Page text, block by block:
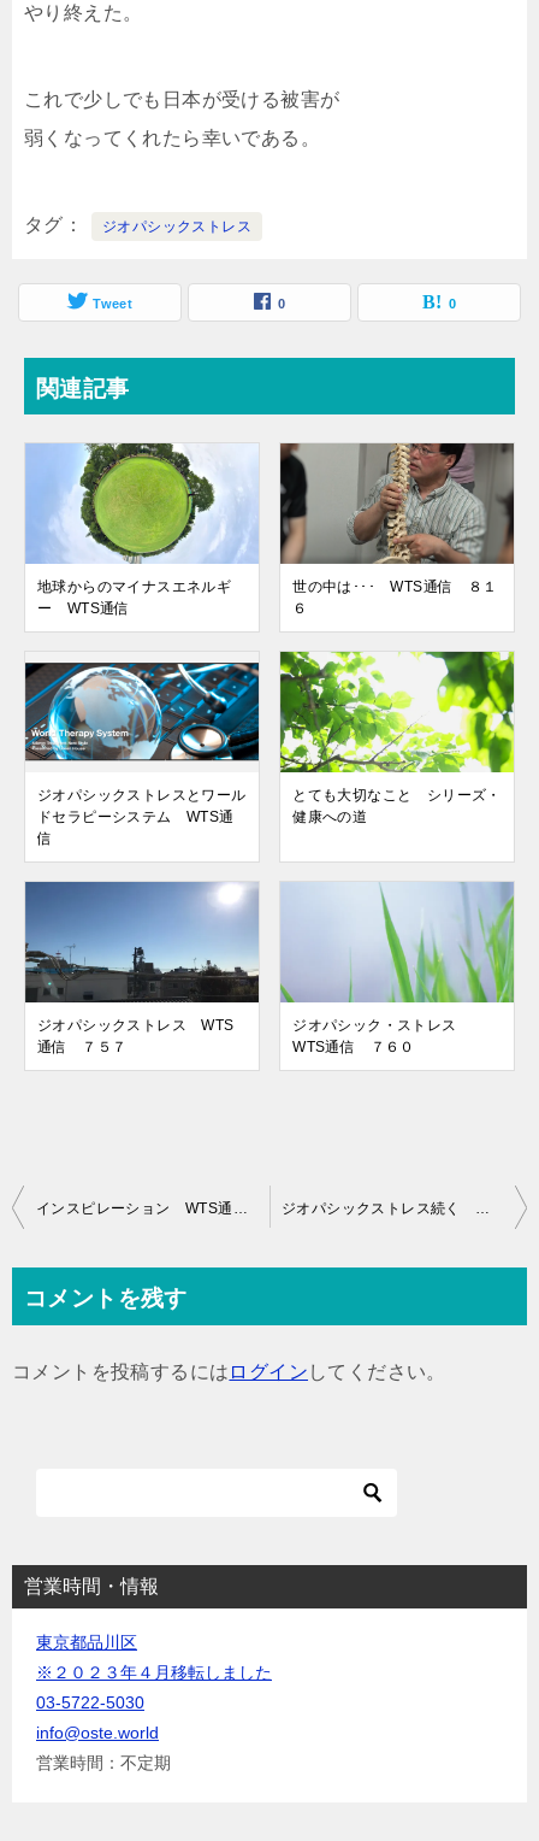
やり終えた。
これで少しでも日本が受ける被害が
弱くなってくれたら幸いである。
タグ ジオパシックストレス
Tweet 0 0
関連記事
地球からのマイナスエネルギ
ー WTS通信
世の中は･･･ WTS通信 ８１
６
ジオパシックストレスとワール
ドセラピーシステム WTS通
信
とても大切なこと シリーズ・
健康への道
ジオパシックストレス WTS
通信 ７５７
ジオパシック・ストレス
WTS通信 ７６０
投
ビ
インスピレーション WTS通信 ７６３ ジオパシックストレス続く WTS通信 ７６５
コメントを残す
コメントを投稿するには ログイン してください。
営業時間・情報
東京都品川区
※２０２３年４月移転しました
03-5722-5030
info@oste.world
営業時間：不定期